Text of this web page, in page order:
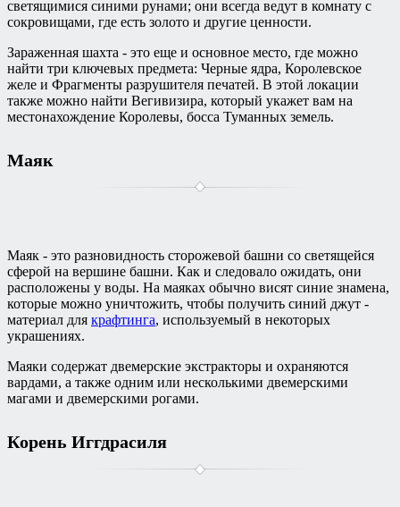
светящимися синими рунами; они всегда ведут в комнату с
сокровищами, где есть золото и другие ценности.
Зараженная шахта - это еще и основное место, где можно
найти три ключевых предмета: Черные ядра, Королевское
желе и Фрагменты разрушителя печатей. В этой локации
также можно найти Вегивизира, который укажет вам на
местонахождение Королевы, босса Туманных земель.
Маяк
Маяк - это разновидность сторожевой башни со светящейся
сферой на вершине башни. Как и следовало ожидать, они
расположены у воды. На маяках обычно висят синие знамена,
которые можно уничтожить, чтобы получить синий джут -
материал для крафтинга, используемый в некоторых
украшениях.
Маяки содержат двемерские экстракторы и охраняются
вардами, а также одним или несколькими двемерскими
магами и двемерскими рогами.
Корень Иггдрасиля